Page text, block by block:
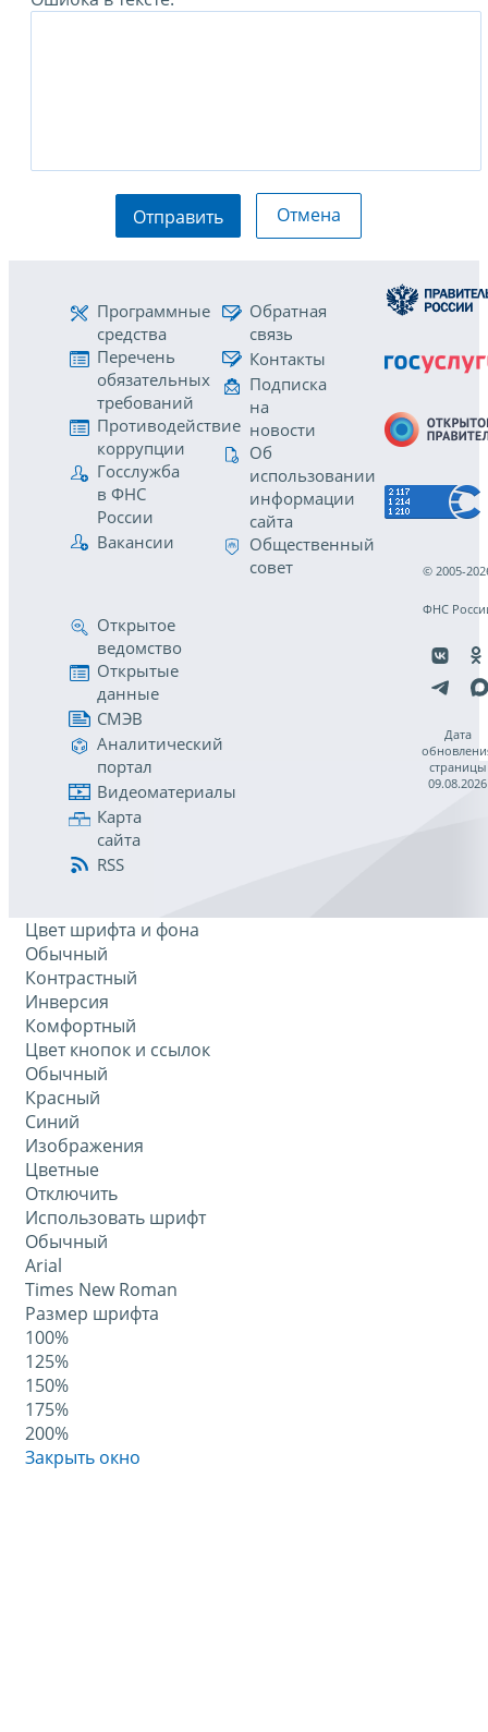
Отправить Отмена
Программные
средства
Перечень
обязательных
требований
Противодействие
коррупции
Госслужба
в ФНС
России
Вакансии
Обратная
связь
Контакты
Подписка
на
новости
Об
использовании
информации
сайта
Общественный
совет
Открытое
ведомство
Открытые
данные
СМЭВ
Аналитический
портал
Видеоматериалы
Карта
сайта
RSS
© 2005-
ФНС
Дата
страницы
09.08.2026
Цвет шрифта и фона
Обычный
Контрастный
Инверсия
Комфортный
Цвет кнопок и ссылок
Обычный
Красный
Синий
Изображения
Цветные
Отключить
Использовать шрифт
Обычный
Arial
Times New Roman
Размер шрифта
100%
125%
150%
175%
200%
Закрыть окно